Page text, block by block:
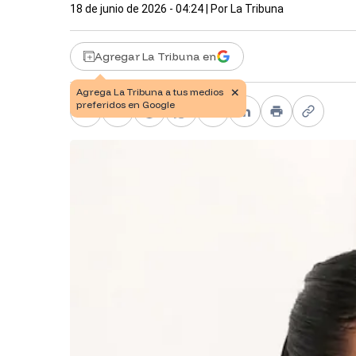
18 de junio de 2026 - 04:24 | Por La Tribuna
Agregar La Tribuna en
Facebook
X TelegramWhatsApp
PinterestLinkedIn
PrintCopy